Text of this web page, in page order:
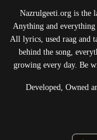
Nazrulgeeti.org is the
Anything and
All lyrics, used raag and
behind the song,
growing every day. Be
Developed, Owned